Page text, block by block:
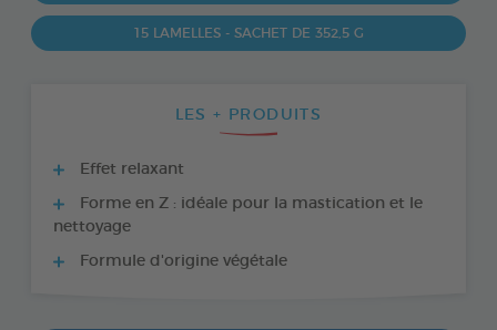
15 LAMELLES - SACHET DE 352,5 G
LES + PRODUITS
Effet relaxant
Forme en Z : idéale pour la mastication et le
nettoyage
Formule d'origine végétale